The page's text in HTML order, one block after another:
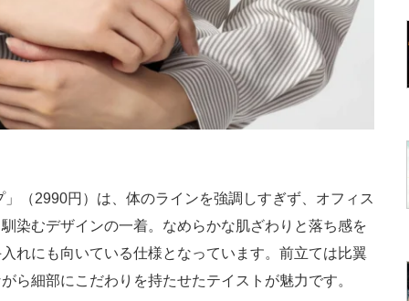
（2990円）は、体のラインを強調しすぎず、オフィス
染むデザインの一着。なめらかな肌ざわりと落ち感を
れにも向いている仕様となっています。前立ては比翼
ら細部にこだわりを持たせたテイストが魅力です。